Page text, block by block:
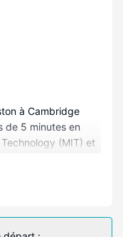
à Cambridge
de 5 minutes en
(MIT) et
Aquarium.
vous
télévision LCD.